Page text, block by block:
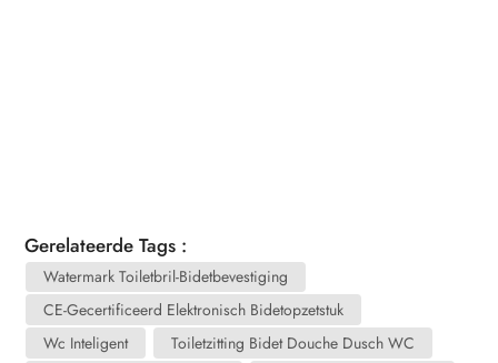
Gerelateerde Tags :
Watermark Toiletbril-Bidetbevestiging
CE-Gecertificeerd Elektronisch Bidetopzetstuk
Wc Inteligent
Toiletzitting Bidet Douche Dusch WC